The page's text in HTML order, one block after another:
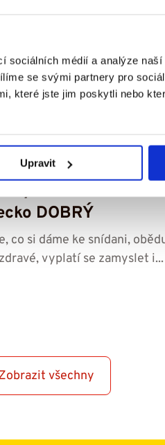
sociálních médií a analýze
se svými partnery pro
které jste jim poskytli nebo
Upravit
DOBRÝ
co si dáme ke snídani,
vyplatí se zamyslet i...
všechny